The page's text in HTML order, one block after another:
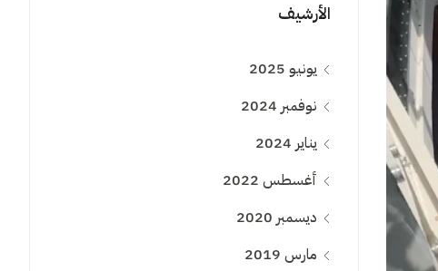
الأرشيف
يونيو 2025
نوفمبر 2024
يناير 2024
أغسطس 2022
ديسمبر 2020
مارس 2019